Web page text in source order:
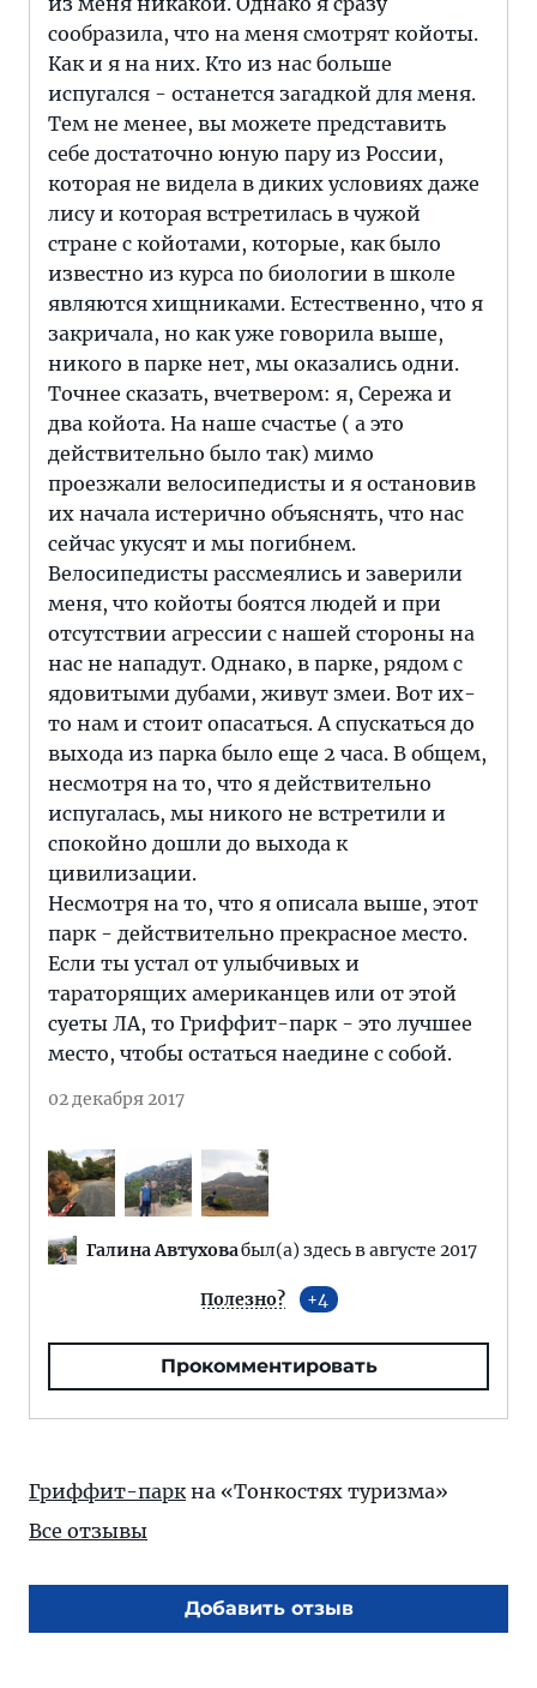
сообразила, что на меня смотрят койоты.
Как и я на них. Кто из нас больше
испугался - останется загадкой для меня.
Тем не менее, вы можете представить
себе достаточно юную пару из России,
которая не видела в диких условиях даже
лису и которая встретилась в чужой
стране с койотами, которые, как было
известно из курса по биологии в школе
являются хищниками. Естественно, что я
закричала, но как уже говорила выше,
никого в парке нет, мы оказались одни.
Точнее сказать, вчетвером: я, Сережа и
два койота. На наше счастье ( а это
действительно было так) мимо
проезжали велосипедисты и я остановив
их начала истерично объяснять, что нас
сейчас укусят и мы погибнем.
Велосипедисты рассмеялись и заверили
меня, что койоты боятся людей и при
отсутствии агрессии с нашей стороны на
нас не нападут. Однако, в парке, рядом с
ядовитыми дубами, живут змеи. Вот их-
то нам и стоит опасаться. А спускаться до
выхода из парка было еще 2 часа. В общем,
несмотря на то, что я действительно
испугалась, мы никого не встретили и
спокойно дошли до выхода к
цивилизации.
Несмотря на то, что я описала выше, этот
парк - действительно прекрасное место.
Если ты устал от улыбчивых и
тараторящих американцев или от этой
суеты ЛА, то Гриффит-парк - это лучшее
место, чтобы остаться наедине с собой.
02 декабря 2017
Галина Автуховабыл(а) здесь в августе 2017
Полезно? 4
Прокомментировать
Гриффит-паркна «Тонкостях туризма»
Все отзывы
Добавить отзыв